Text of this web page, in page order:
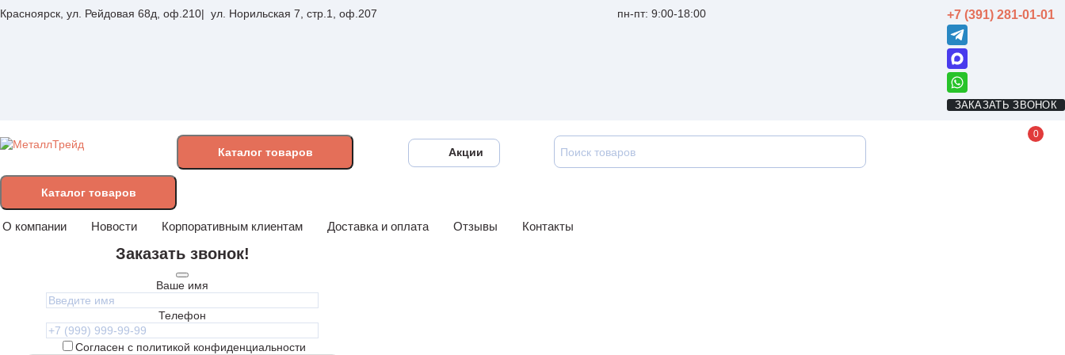
Красноярск, ул. Рейдовая 68д, оф.210 ул. Норильская 7, стр.1, оф.207 пн-пт: 9:00-18:00 +7 (391) 281-01-01
ЗАКАЗАТЬ ЗВОНОК
Каталогтоваров Акции
0
Каталог товаров
О компании Новости Корпоративным клиентам Доставка и оплата Отзывы Контакты
Заказать звонок!
Ваше имя
Телефон
Согласен с политикой конфиденциальности